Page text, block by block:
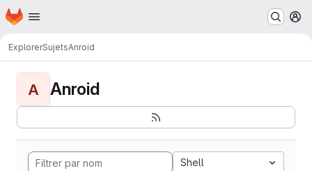
Passer au contenu principal
Page d'accueil
ExplorerSujetsAnroid
A Anroid
Shell